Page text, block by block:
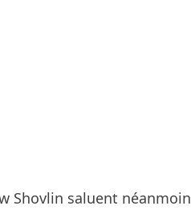
Shovlin saluent